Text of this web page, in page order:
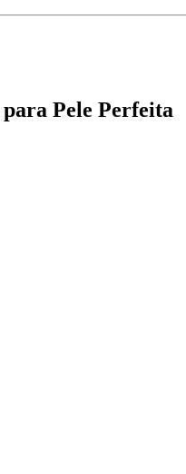
para Pele Perfeita